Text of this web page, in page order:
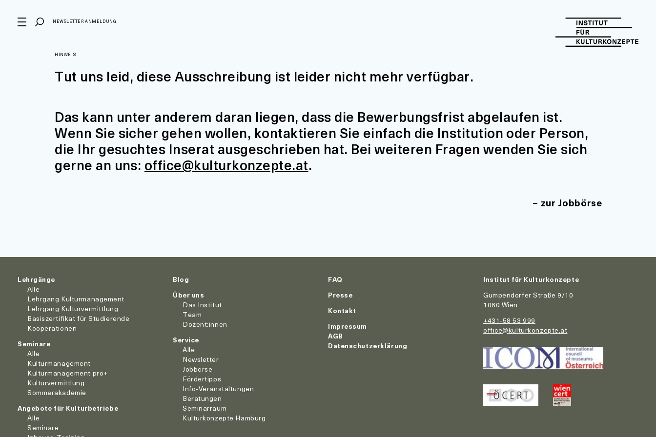
NEWSLETTER ANMELDUNG
HINWEIS
Tut uns leid, diese Ausschreibung ist leider nicht mehr verfügbar.
Das kann unter anderem daran liegen, dass die Bewerbungsfrist abgelaufen ist.
Wenn Sie sicher gehen wollen, kontaktieren Sie einfach die Institution oder Person,
die Ihr gesuchtes Inserat ausgeschrieben hat. Bei weiteren Fragen wenden Sie sich
gerne an uns: office@kulturkonzepte.at.
zur Jobbörse
Lehrgänge
Alle
Lehrgang Kulturmanagement
Lehrgang Kulturvermittlung
Basiszertifikat für Studierende
Kooperationen
Seminare
Alle
Kulturmanagement
Kulturmanagement pro+
Kulturvermittlung
Sommerakademie
Angebote für Kulturbetriebe
Alle
Seminare
Blog
Über uns
Das Institut
Team
Dozent:innen
Service
Alle
Newsletter
Jobbörse
Fördertipps
Info-Veranstaltungen
Beratungen
Seminarraum
Kulturkonzepte Hamburg
FAQ
Presse
Kontakt
Impressum
AGB
Datenschutzerklärung
Institut für Kulturkonzepte
Gumpendorfer Straße 9/10
1060 Wien
+431-58 53 999
office@kulturkonzepte.at